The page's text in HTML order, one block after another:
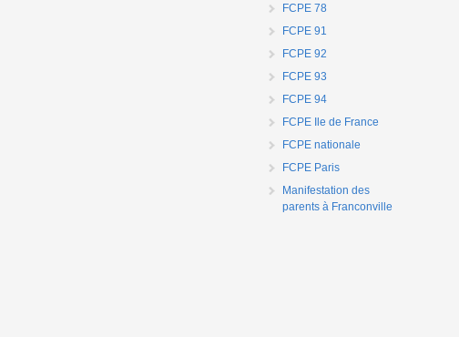
FCPE 78
FCPE 91
FCPE 92
FCPE 93
FCPE 94
FCPE Ile de France
FCPE nationale
FCPE Paris
Manifestation des
parents à Franconville